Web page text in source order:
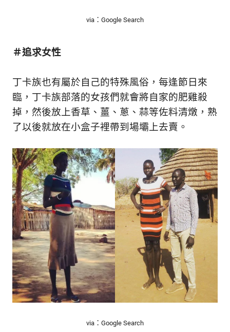
via：Google Search
＃追求女性
丁卡族也有屬於自己的特殊風俗，每逢節日來
臨，丁卡族部落的女孩們就會將自家的肥雞殺
掉，然後放上香草、薑、蔥、蒜等佐料清燉，熟
了以後就放在小盒子裡帶到場壩上去賣。
via：Google Search